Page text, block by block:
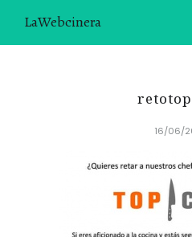
LaWebcinera
¿TE GUSTARÍA UNIRTE A
16/06/